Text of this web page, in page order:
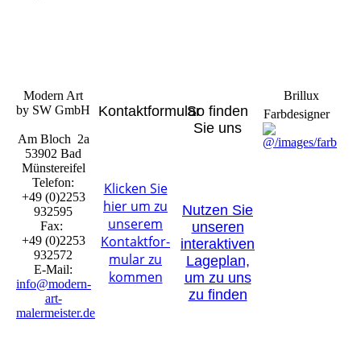
Modern Art
by SW GmbH
Am Bloch 2a
53902 Bad
Münstereifel
Telefon:
+49 (0)2253
932595
Fax:
+49 (0)2253
932572
E-Mail:
info@modern-
art-
malermeister.de
Kontaktformular
Klicken Sie
hier um zu
unserem
Kon­takt­for­
mu­lar zu
kommen
So finden
Sie uns
Nutzen Sie
unseren
interaktiven
La­ge­plan,
um zu uns
zu finden
Brillux
Farbdesigner